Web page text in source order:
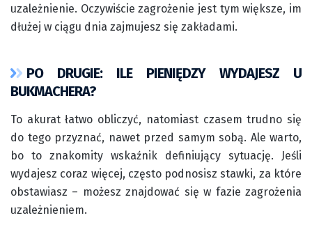
uzależnienie. Oczywiście zagrożenie jest tym większe, im
dłużej w ciągu dnia zajmujesz się zakładami.
PO DRUGIE: ILE PIENIĘDZY WYDAJESZ U
BUKMACHERA?
To akurat łatwo obliczyć, natomiast czasem trudno się
do tego przyznać, nawet przed samym sobą. Ale warto,
bo to znakomity wskaźnik definiujący sytuację. Jeśli
wydajesz coraz więcej, często podnosisz stawki, za które
obstawiasz – możesz znajdować się w fazie zagrożenia
uzależnieniem.